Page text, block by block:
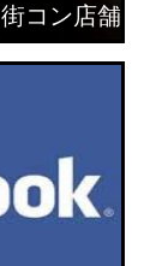
街コン店舗